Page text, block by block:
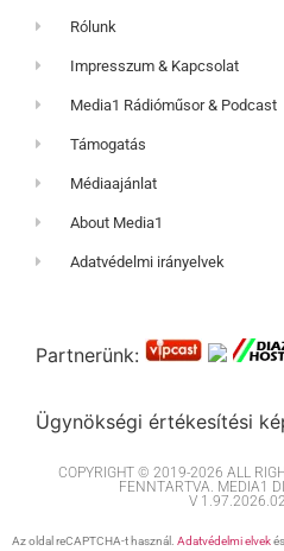
Rólunk
Impresszum & Kapcsolat
Media1 Rádióműsor & Podcast
Támogatás
Médiaajánlat
About Media1
Adatvédelmi irányelvek
Partnerünk:
Ügynökségi értékesítési
COPYRIGHT © 2019-2026 ALL
FENNTARTVA. MEDIA1
V
Az oldal reCAPTCHA-t használ. Adatvédelmi elvekés